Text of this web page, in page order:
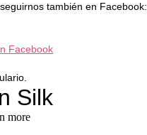
también en Facebook:
Facebook